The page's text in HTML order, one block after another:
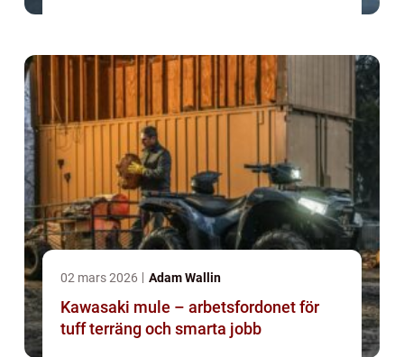
02 mars 2026 Adam Wallin
Kawasaki mule – arbetsfordonet för
tuff terräng och smarta jobb